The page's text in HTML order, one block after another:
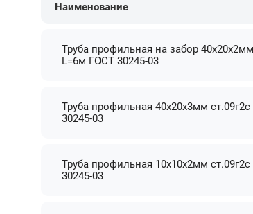
Наименование
Труба профильная на забор
L=6м ГОСТ 30245-03
Труба профильная 40х20х3мм
30245-03
Труба профильная 10х10х2мм
30245-03